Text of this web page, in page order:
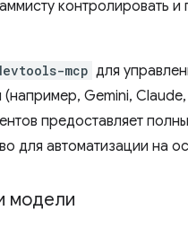
контролировать
mcp для
(например, Gemini,
предоставляет
для автоматизации на
модели